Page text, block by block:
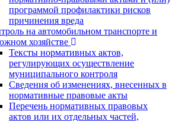
программой профилактики рисков
причинения вреда
на автомобильном транспорте и
хозяйстве
Тексты нормативных актов,
регулирующих осуществление
муниципального контроля
Сведения об изменениях, внесенных в
нормативные правовые акты
Перечень нормативных правовых
актов или их отдельных частей,